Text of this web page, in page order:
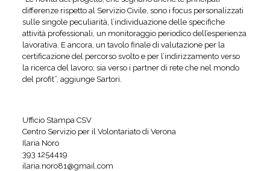
differenze rispetto al Servizio Civile, sono i focus personalizzati
sulle singole peculiarità, l’individuazione delle specifiche
attività professionali, un monitoraggio periodico dell’esperienza
lavorativa. E ancora, un tavolo finale di valutazione per la
certificazione del percorso svolto e per l’indirizzamento verso
la ricerca del lavoro; sia verso i partner di rete che nel mondo
del profit”, aggiunge Sartori.
Ufficio Stampa CSV
Centro Servizio per il Volontariato di Verona
Ilaria Noro
393 1254419
ilaria.noro81@gmail.com